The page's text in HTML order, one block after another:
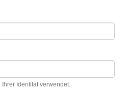
Identität verwendet.